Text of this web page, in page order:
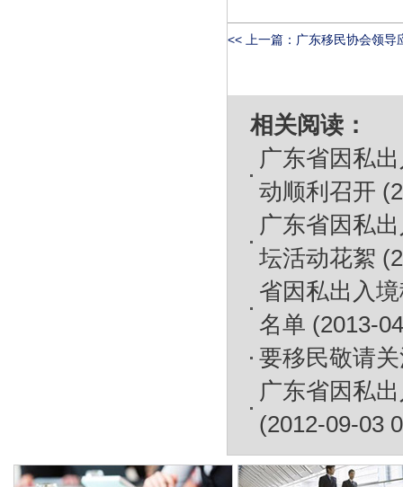
<< 上一篇： 广东移民协会领导
相关阅读：
广东省因私
动顺利召开
广东省因私
坛活动花絮
省因私出入
名单 (2013-
要移民敬请
广东省因私
(2012-09-03